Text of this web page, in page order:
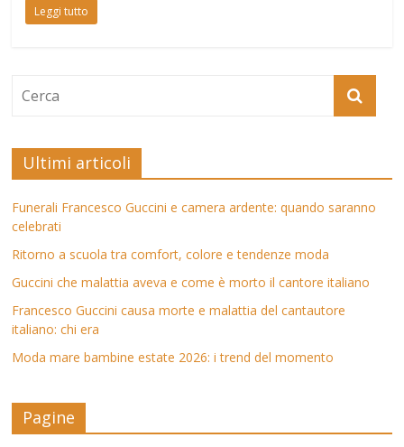
Leggi tutto
Ultimi articoli
Funerali Francesco Guccini e camera ardente: quando saranno
celebrati
Ritorno a scuola tra comfort, colore e tendenze moda
Guccini che malattia aveva e come è morto il cantore italiano
Francesco Guccini causa morte e malattia del cantautore
italiano: chi era
Moda mare bambine estate 2026: i trend del momento
Pagine